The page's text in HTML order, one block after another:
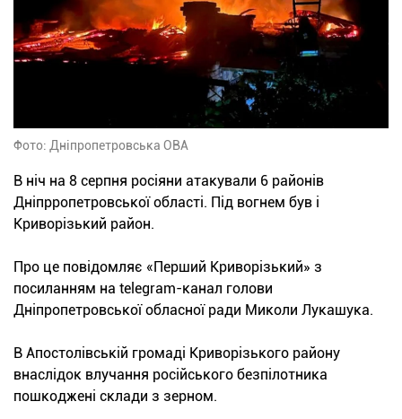
Фото: Дніпропетровська ОВА
В ніч на 8 серпня росіяни атакували 6 районів
Дніпрропетровської області. Під вогнем був і
Криворізький район.
Про це повідомляє «Перший Криворізький» з
посиланням на telegram-канал голови
Дніпропетровської обласної ради Миколи Лукашука.
В Апостолівській громаді Криворізького району
внаслідок влучання російського безпілотника
пошкоджені склади з зерном.